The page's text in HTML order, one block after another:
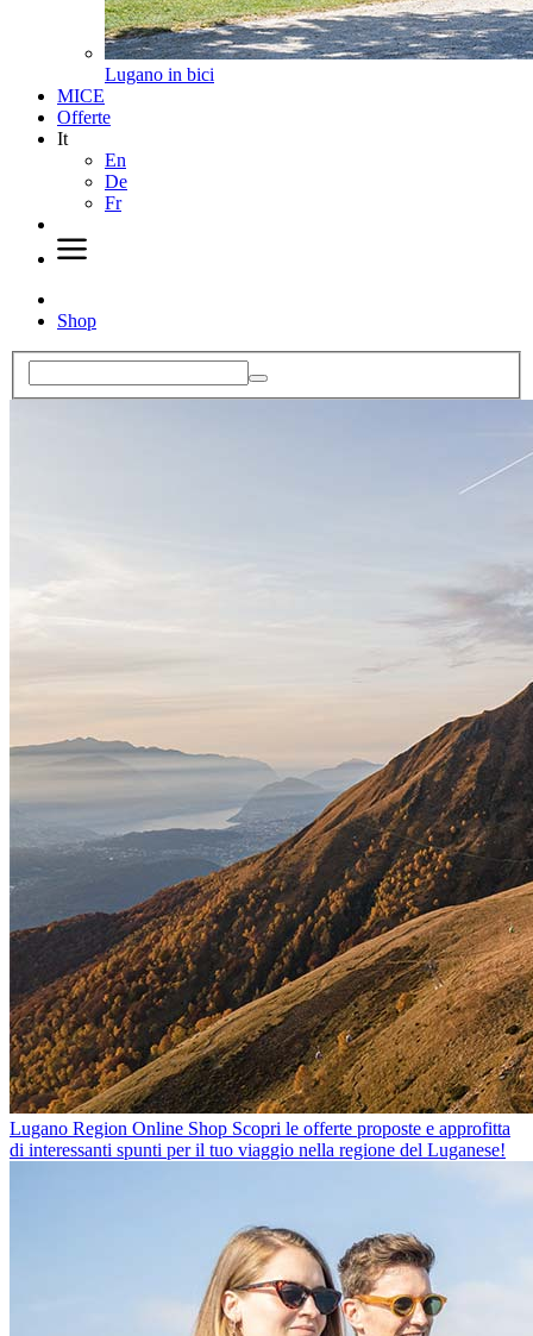
Lugano in bici
MICE
Offerte
It
En
De
Fr
Shop
Lugano Region Online Shop Scopri le offerte proposte e approfitta
di interessanti spunti per il tuo viaggio nella regione del Luganese!